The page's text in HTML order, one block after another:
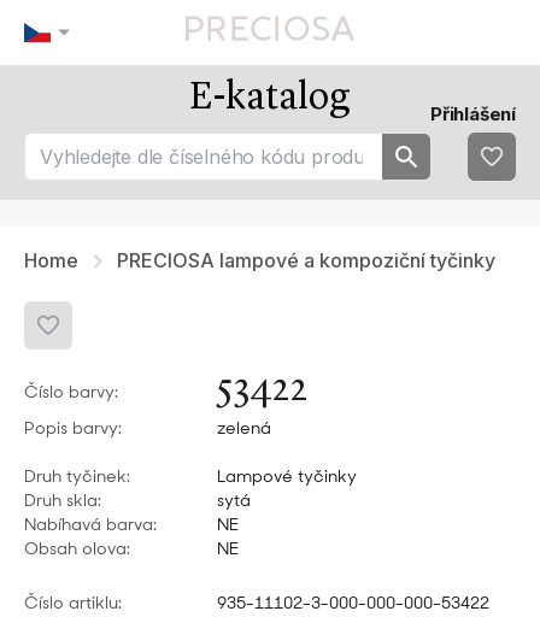
tip 1
tip 2
Nejoblíbenějsí
fav 1
fav 2
fav 5
E-katalog Přihlášení
Home PRECIOSA lampové a kompoziční tyčinky
Číslo barvy: 53422
Popis barvy: zelená
Druh tyčinek:
Lampové tyčinky
Druh skla:
sytá
Nabíhavá barva:
NE
Obsah olova:
NE
Číslo artiklu: 935-11102-3-000-000-000-53422